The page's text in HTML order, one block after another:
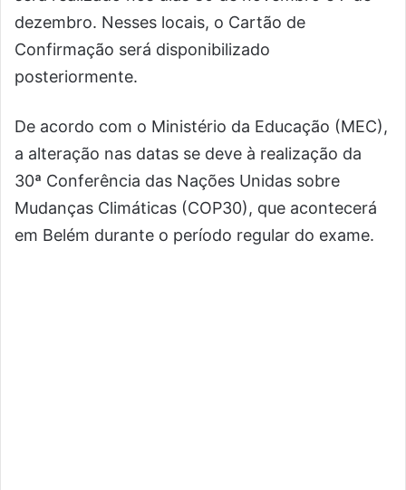
dezembro. Nesses locais, o Cartão de
Confirmação será disponibilizado
posteriormente.
De acordo com o Ministério da Educação (MEC),
a alteração nas datas se deve à realização da
30ª Conferência das Nações Unidas sobre
Mudanças Climáticas (COP30), que acontecerá
em Belém durante o período regular do exame.